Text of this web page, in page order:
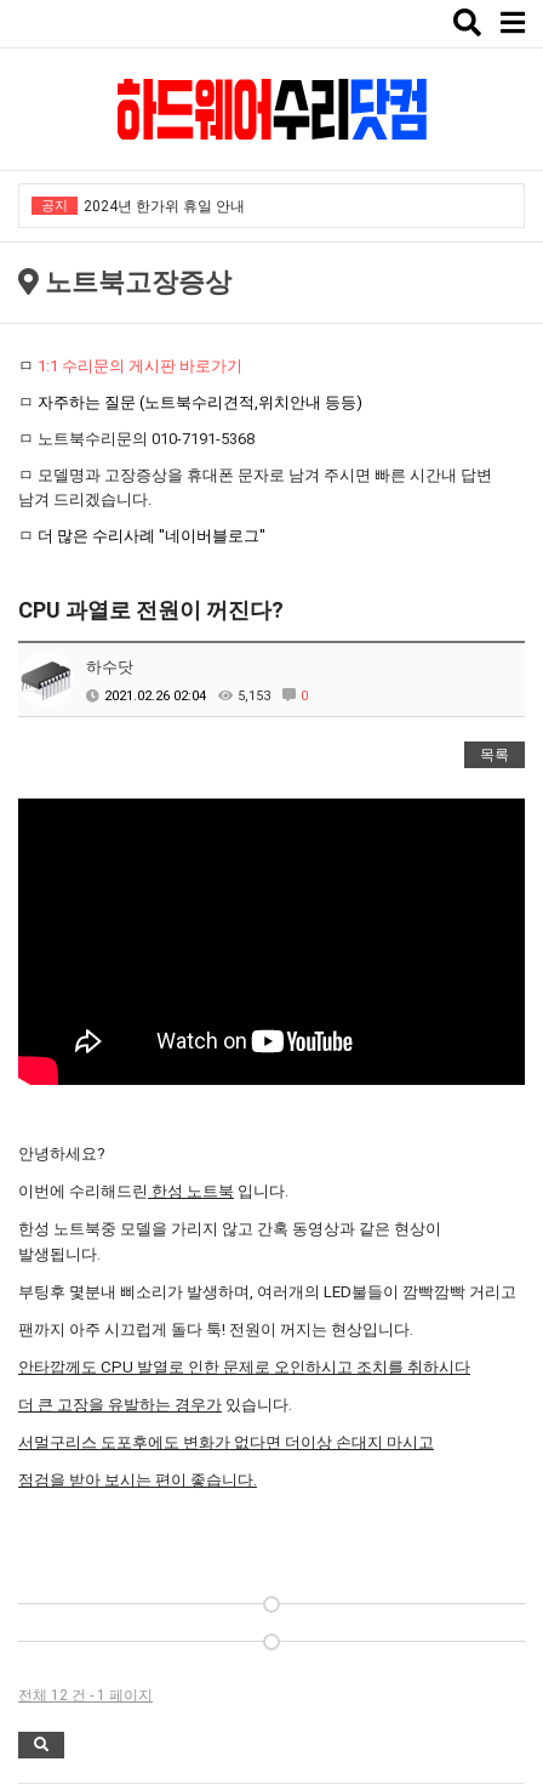
Toggle
공지
"노트북부서" 1월 임시휴가 안내
★★★ 1:1 수리문의 문의 ★★★
2024년 한가위 휴일 안내
"노트북부서" 1월 임시휴가 안내
2025년 8월 휴가안내입니다.
노트북고장증상
ㅁ 1:1 수리문의 게시판 바로가기
ㅁ 자주하는 질문 (노트북수리견적,위치안내 등등)
ㅁ 노트북수리문의 010-7191-5368
ㅁ 모델명과 고장증상을 휴대폰 문자로 남겨 주시면 빠른 시간내 답변
남겨 드리겠습니다.
ㅁ 더 많은 수리사례 "네이버블로그"
CPU 과열로 전원이 꺼진다?
하수닷
2021.02.26 02:04 5,153 0
목록
안녕하세요?
이번에 수리해드린 한성 노트북 입니다.
한성 노트북중 모델을 가리지 않고 간혹 동영상과 같은 현상이
발생됩니다.
부팅후 몇분내 삐소리가 발생하며, 여러개의 LED불들이 깜빡깜빡 거리고
팬까지 아주 시끄럽게 돌다 툭! 전원이 꺼지는 현상입니다.
안타깝께도 CPU 발열로 인한 문제로 오인하시고 조치를 취하시다
더 큰 고장을 유발하는 경우가 있습니다.
서멀구리스 도포후에도 변화가 없다면 더이상 손대지 마시고
점검을 받아 보시는 편이 좋습니다.
전체 12 건 - 1 페이지